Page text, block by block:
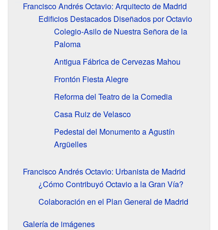
Francisco Andrés Octavio: Arquitecto de Madrid
Edificios Destacados Diseñados por Octavio
Colegio-Asilo de Nuestra Señora de la
Paloma
Antigua Fábrica de Cervezas Mahou
Frontón Fiesta Alegre
Reforma del Teatro de la Comedia
Casa Ruiz de Velasco
Pedestal del Monumento a Agustín
Argüelles
Francisco Andrés Octavio: Urbanista de Madrid
¿Cómo Contribuyó Octavio a la Gran Vía?
Colaboración en el Plan General de Madrid
Galería de imágenes